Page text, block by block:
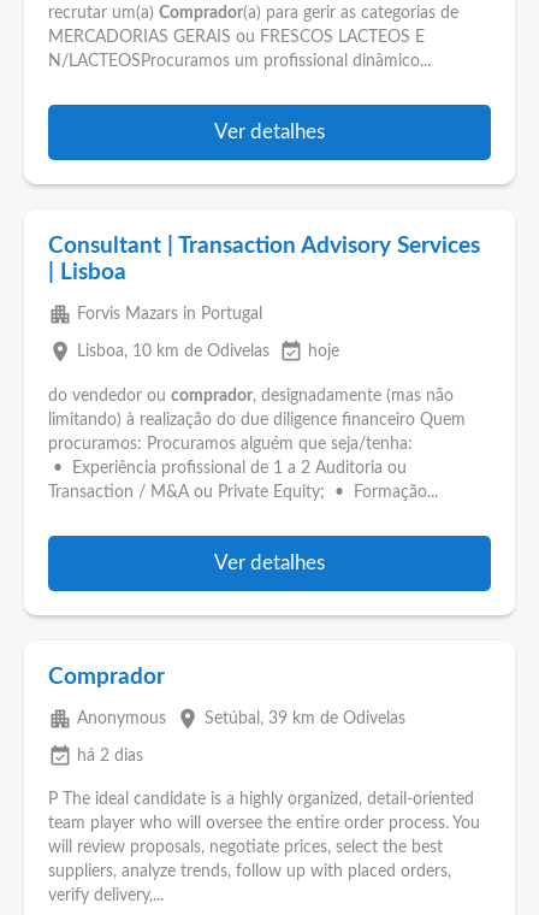
recrutar um(a) Comprador(a) para gerir as categorias de
MERCADORIAS GERAIS ou FRESCOS LACTEOS E
N/LACTEOSProcuramos um profissional dinâmico...
Ver detalhes
Consultant | Transaction Advisory Services
| Lisboa
apartment Forvis Mazars in Portugal
place Lisboa, 10 km de Odivelas event_available hoje
do vendedor ou comprador, designadamente (mas não
limitando) à realização do due diligence financeiro Quem
procuramos: Procuramos alguém que seja/tenha:
• Experiência profissional de 1 a 2 Auditoria ou
Transaction / M&A ou Private Equity; • Formação...
Ver detalhes
Comprador
apartment Anonymous place Setúbal , 39 km de Odivelas
event_available há 2 dias
P The ideal candidate is a highly organized, detail-oriented
team player who will oversee the entire order process. You
will review proposals, negotiate prices, select the best
suppliers, analyze trends, follow up with placed orders,
verify delivery,...